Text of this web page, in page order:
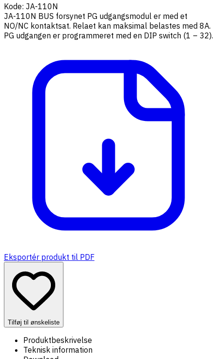
Kode: JA-110N
JA-110N BUS forsynet PG udgangsmodul er med et
NO/NC kontaktsat. Relaet kan maksimal belastes med 8A.
PG udgangen er programmeret med en DIP switch (1 – 32).
Eksportér produkt til PDF
Tilføj til ønskeliste
Produktbeskrivelse
Teknisk information